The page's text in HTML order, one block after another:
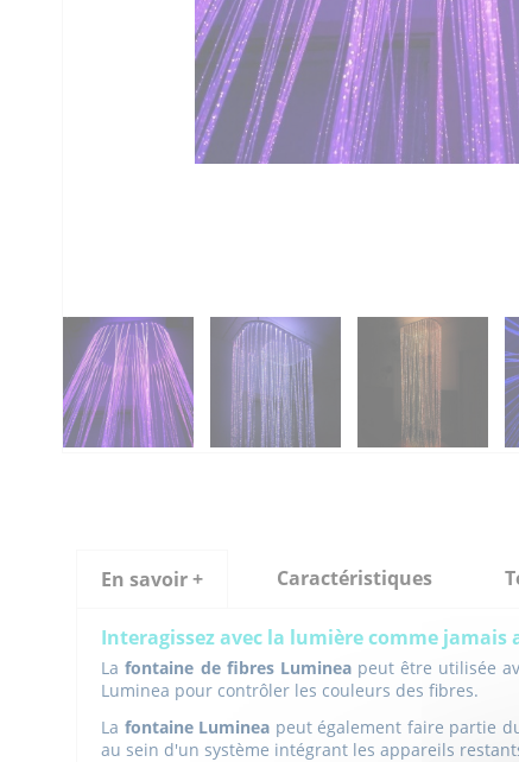
En savoir + Caractéristiques
Interagissez avec la lumière comme jamais
Lafontaine de fibres Lumineapeut être utilisée
Luminea pour contrôler les couleurs des fibres.
La fontaine Luminea peut également faire partie
au sein d'un système intégrant les appareils